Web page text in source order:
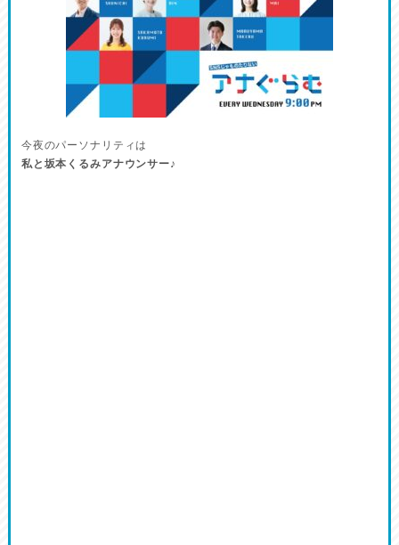
今夜のパーソナリティは
私と坂本くるみアナウンサー♪